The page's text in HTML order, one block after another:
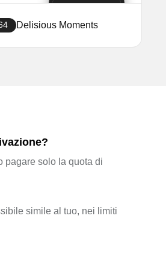
Delisious Moments
pagare solo la quota di
simile al tuo, nei limiti